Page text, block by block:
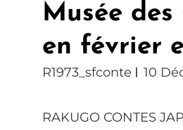
Musée
en février
R1973_sfconte 10
RAKUGO CONTES